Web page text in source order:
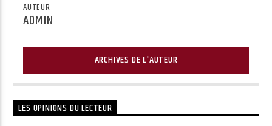
AUTEUR
ADMIN
ARCHIVES DE L'AUTEUR
LES OPINIONS DU LECTEUR